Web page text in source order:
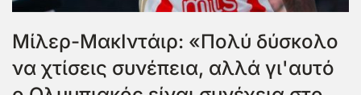
Μίλερ-ΜακΙντάιρ: «Πολύ δύσκολο
να χτίσεις συνέπεια, αλλά γι'αυτό